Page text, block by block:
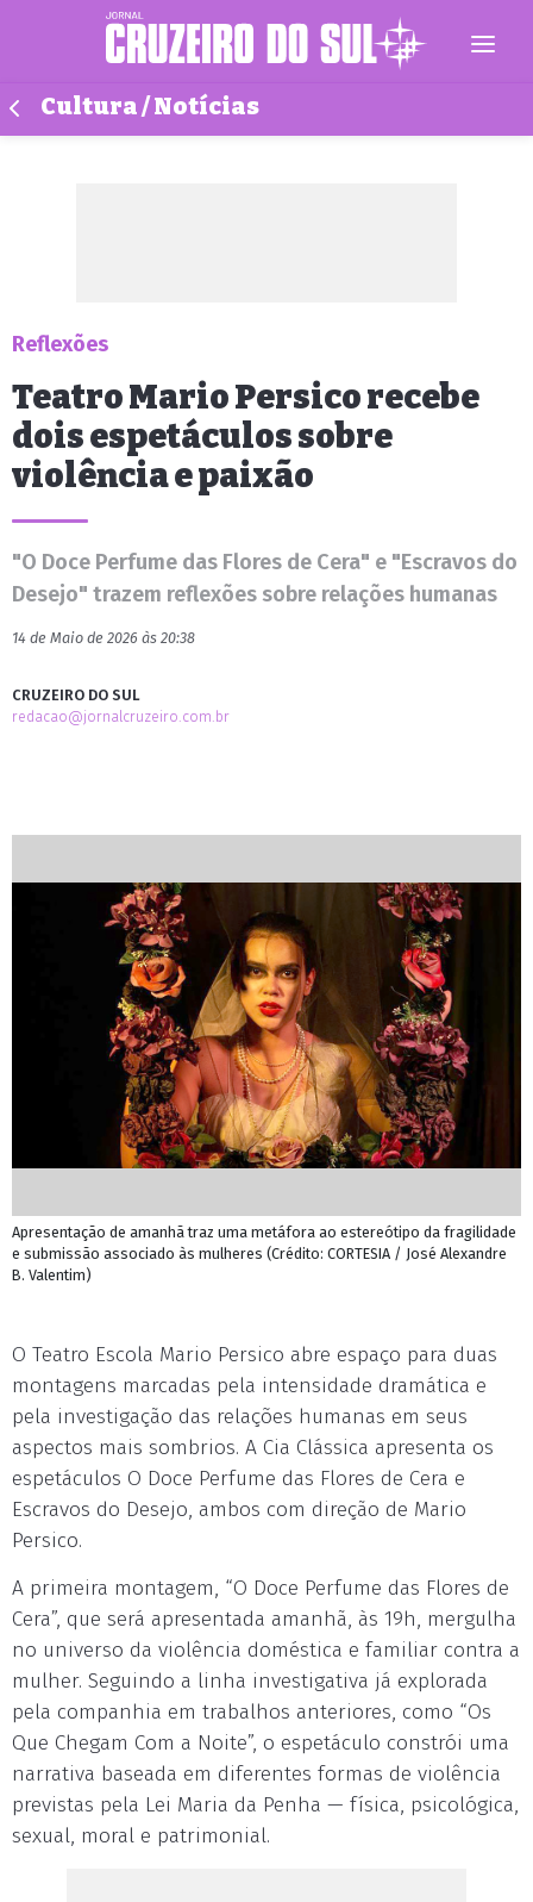
Cultura / Notícias
Reflexões
Teatro Mario Persico recebe
dois espetáculos sobre
violência e paixão
"O Doce Perfume das Flores de Cera" e "Escravos do
Desejo" trazem reflexões sobre relações humanas
14 de Maio de 2026 às 20:38
CRUZEIRO DO SUL
redacao@jornalcruzeiro.com.br
Apresentação de amanhã traz uma metáfora ao estereótipo da fragilidade
e submissão associado às mulheres (Crédito: CORTESIA / José Alexandre
B. Valentim)
O Teatro Escola Mario Persico abre espaço para duas
montagens marcadas pela intensidade dramática e
pela investigação das relações humanas em seus
aspectos mais sombrios. A Cia Clássica apresenta os
espetáculos O Doce Perfume das Flores de Cera e
Escravos do Desejo, ambos com direção de Mario
Persico.
A primeira montagem, “O Doce Perfume das Flores de
Cera”, que será apresentada amanhã, às 19h, mergulha
no universo da violência doméstica e familiar contra a
mulher. Seguindo a linha investigativa já explorada
pela companhia em trabalhos anteriores, como “Os
Que Chegam Com a Noite”, o espetáculo constrói uma
narrativa baseada em diferentes formas de violência
previstas pela Lei Maria da Penha — física, psicológica,
sexual, moral e patrimonial.